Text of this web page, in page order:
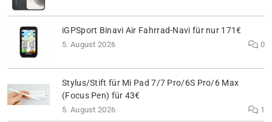
iGPSport Binavi Air Fahrrad-Navi für nur 171€
5. August 2026 0
Stylus/Stift für Mi Pad 7/7 Pro/6S Pro/6 Max
(Focus Pen) für 43€
5. August 2026 1